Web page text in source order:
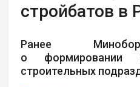
стройбатов в
Ранее
о формировании
строительных